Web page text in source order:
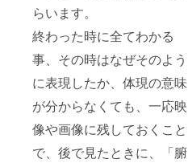
らいます。
終わった時に全てわかる
事、その時はなぜそのよう
に表現したか、体現の意味
が分からなくても、一応映
像や画像に残しておくこと
で、後で見たときに、「腑